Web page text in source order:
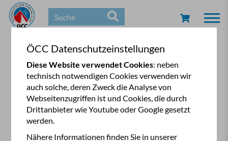
ÖCC Datenschutzeinstellungen
Diese Website verwendet Cookies: neben
technisch notwendigen Cookies verwenden wir
auch solche, deren Zweck die Analyse von
Webseitenzugriffen ist und Cookies, die durch
Drittanbieter wie Youtube oder Google gesetzt
werden.
Nähere Informationen finden Sie in unserer